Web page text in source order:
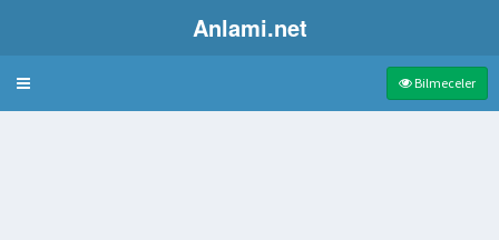
Anlami.net
Bulmaca Bilmeceler